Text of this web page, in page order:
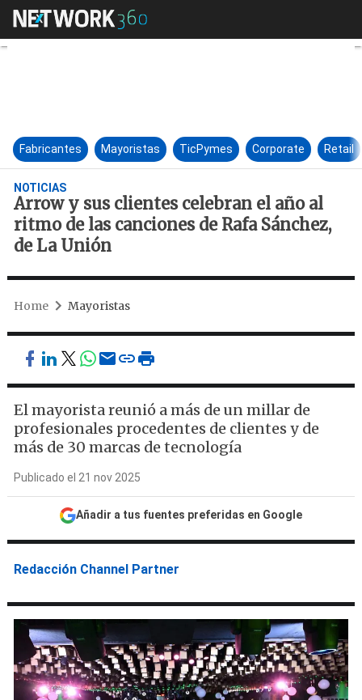
Arrow y sus clientes celebran
Fabricantes Mayoristas TicPymes Corporate Retail
NOTICIAS
Arrow y sus clientes celebran el año al
ritmo de las canciones de Rafa Sánchez,
de La Unión
Home Mayoristas
El mayorista reunió a más de un millar de
profesionales procedentes de clientes y de
más de 30 marcas de tecnología
Publicado el 21 nov 2025
Añadir a tus fuentes preferidas en Google
Redacción Channel Partner